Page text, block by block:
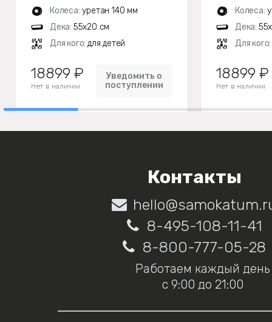
Колеса: уретан 140 мм
Дека: 55х20 см
Для кого: для детей
18899 ₽
Нет в наличии
Уведомить о
поступлении
Колеса:
Дека:
Для кого:
18899 ₽
Нет в наличии
Контакты
8-495-108-11-41
8-800-777-05-28
Работаем каждый день
с 9:00 до 21:00